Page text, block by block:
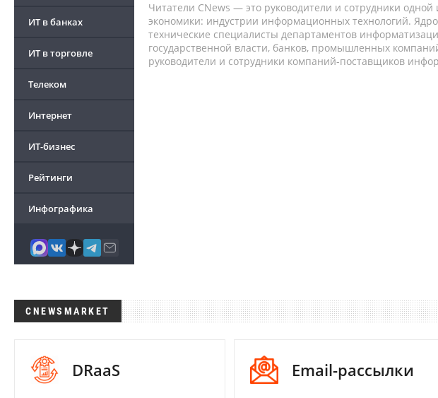
ИТ в банках
ИТ в торговле
Телеком
Интернет
ИТ-бизнес
Рейтинги
Инфографика
Читатели CNews — это руководители и сотрудники
экономики: индустрии информационных технологий.
технические специалисты департаментов
государственной власти, банков, промышленных
руководители и сотрудники компаний-поставщиков
CNEWSMARKET
DRaaS Email-рассылки